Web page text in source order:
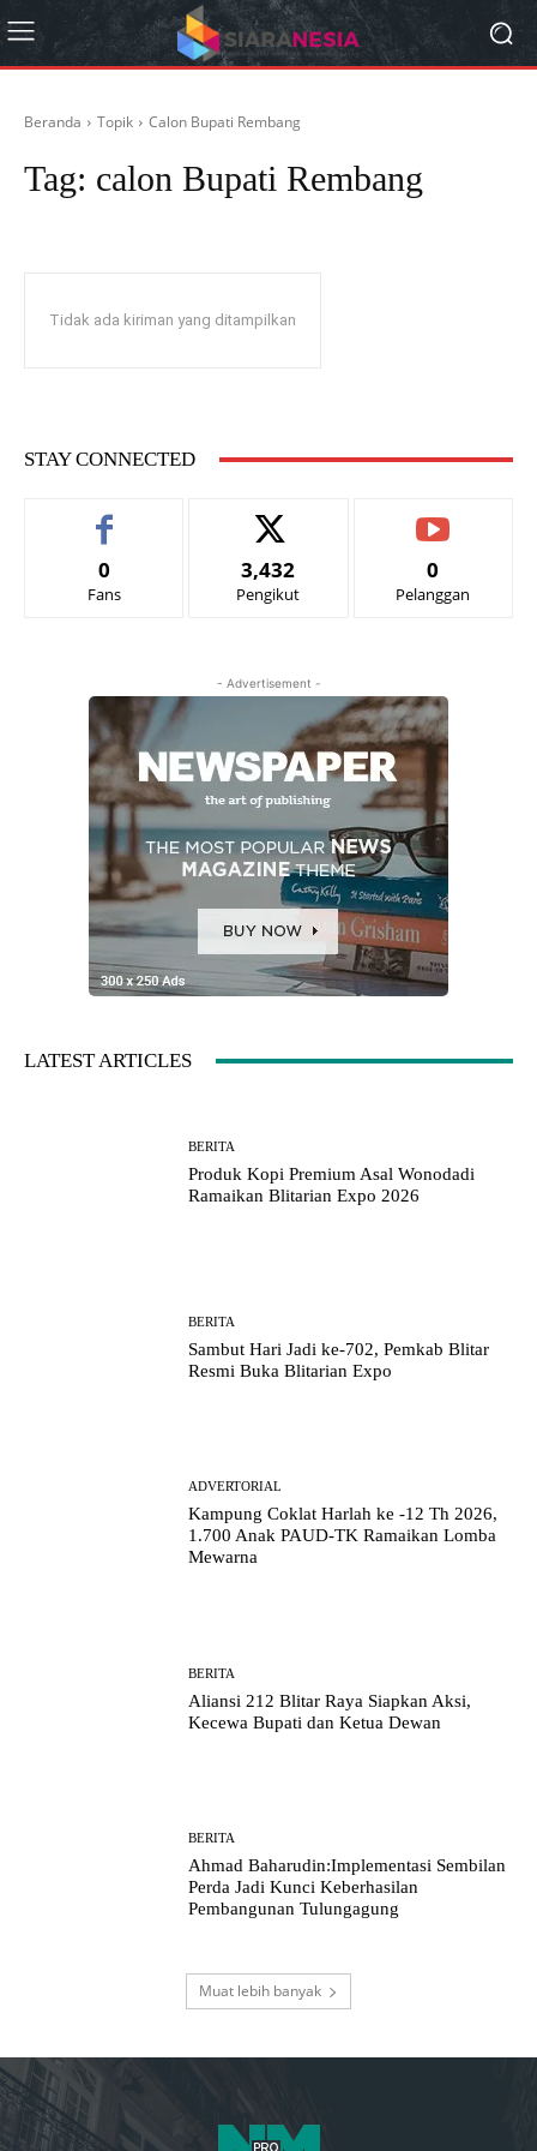
Beranda Topik Calon Bupati Rembang
Tag: calon Bupati Rembang
Tidak ada kiriman yang ditampilkan
STAY CONNECTED
0
Fans
3,432
Pengikut
0
Pelanggan
- Advertisement -
LATEST ARTICLES
BERITA
Produk Kopi Premium Asal Wonodadi
Ramaikan Blitarian Expo 2026
BERITA
Sambut Hari Jadi ke-702, Pemkab Blitar
Resmi Buka Blitarian Expo
ADVERTORIAL
Kampung Coklat Harlah ke -12 Th 2026,
1.700 Anak PAUD-TK Ramaikan Lomba
Mewarna
BERITA
Aliansi 212 Blitar Raya Siapkan Aksi,
Kecewa Bupati dan Ketua Dewan
BERITA
Ahmad Baharudin:Implementasi Sembilan
Perda Jadi Kunci Keberhasilan
Pembangunan Tulungagung
Muat lebih banyak